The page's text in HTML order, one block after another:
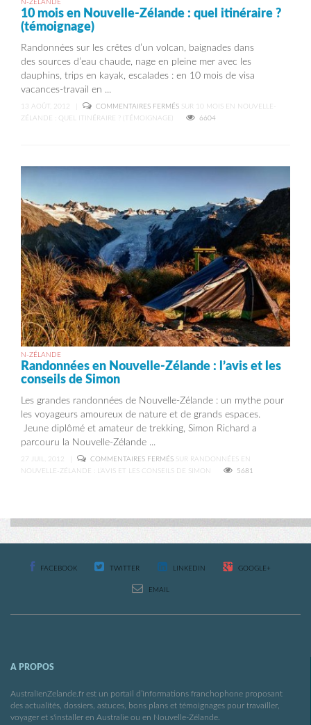
N-ZÉLANDE
10 mois en Nouvelle-Zélande : quel itinéraire ?
(témoignage)
Randonnées sur les crêtes d’un volcan, baignades dans
des sources d’eau chaude, nage en pleine mer avec les
dauphins, trips en kayak, escalades : en 10 mois de visa
vacances-travail en ...
13 AOÛT, 2012 COMMENTAIRES FERMÉS SUR 10 MOIS EN NOUVELLE-
ZÉLANDE : QUEL ITINÉRAIRE ? (TÉMOIGNAGE)
6604
N-ZÉLANDE
Randonnées en Nouvelle-Zélande : l’avis et les
conseils de Simon
Les grandes randonnées de Nouvelle-Zélande : un mythe pour
les voyageurs amoureux de nature et de grands espaces.
Jeune diplômé et amateur de trekking, Simon Richard a
parcouru la Nouvelle-Zélande ...
27 JUIL, 2012 COMMENTAIRES FERMÉS SUR RANDONNÉES EN
NOUVELLE-ZÉLANDE : L’AVIS ET LES CONSEILS DE SIMON
5681
FACEBOOK TWITTER LINKEDIN GOOGLE+
EMAIL
A PROPOS
AustralienZelande.fr est un portail d’informations franchophone proposant
des actualités, dossiers, astuces, bons plans et témoignages pour travailler,
voyager et s'installer en Australie ou en Nouvelle-Zélande.